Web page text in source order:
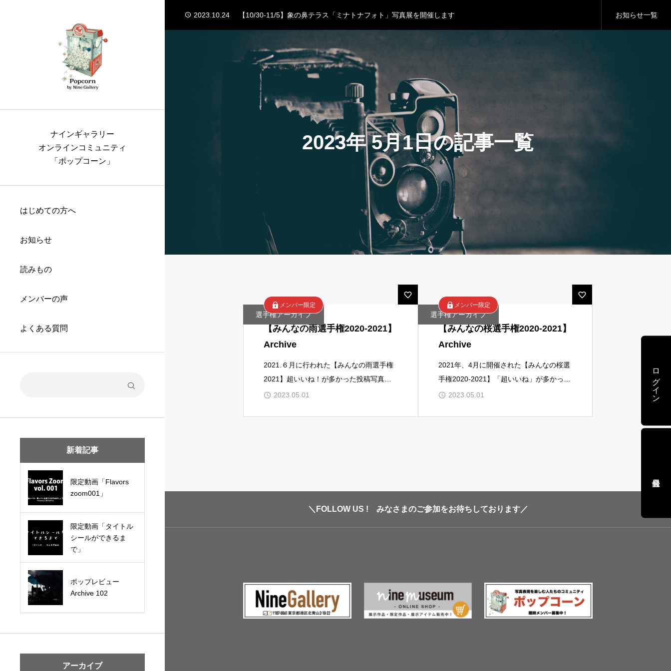
ナインギャラリー
オンラインコミュニティ
「ポップコーン」
はじめての方へ
お知らせ
読みもの
メンバーの声
よくある質問
新着記事
限定動画「Flavors
zoom001」
限定動画「タイトル
シールができるま
で」
ポップレビュー
Archive 102
アーカイブ
2023.10.23
小澤太一モーレツ秋期集中講座 参加者募集中
ポップなオフ会！夏のBBQ &撮影会参加者受付中です。
残席わずか【WS】さやか先生による「間（あわい）」作品のつくり方
【10/30-11/5】象の鼻テラス「ミナトナフォト」写真展を開催します
小澤太一モーレツ秋期集中講座 参加者募集中
お知らせ一覧
2023年 5月1日の記事一覧
選手権アーカイブ
メンバー限定
【みんなの雨選手権2020-2021】
Archive
2021.６月に行われた【みんなの雨選手権
2021】超いいね！が多かった投稿写真
は・・・・1位_野口克美_28票「無題」2
2023.05.01
選手権アーカイブ
メンバー限定
【みんなの桜選手権2020-2021】
Archive
2021年、4月に開催された【みんなの桜選
手権2020-2021】「超いいね」が多かった
投稿写真は・・・・1位_森口芳恵_25票2
2023.05.01
＼FOLLOW US ! みなさまのご参加をお待ちしております／
ログイン